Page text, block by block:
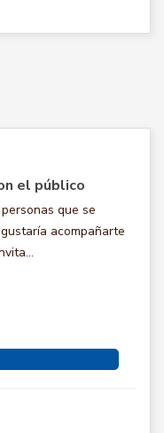
el público
que se
acompañarte